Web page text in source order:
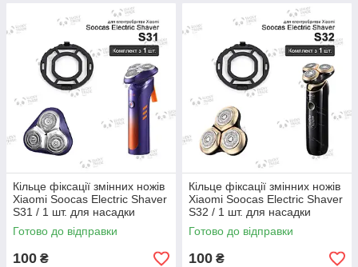
Кільце фіксації змінних ножів
Xiaomi Soocas Electric Shaver
S31 / 1 шт. для насадки
електробритви Чорний
Готово до відправки
100 ₴
Кільце фіксації змінних ножів
Xiaomi Soocas Electric Shaver
S32 / 1 шт. для насадки
електробритви Чорний
Готово до відправки
100 ₴